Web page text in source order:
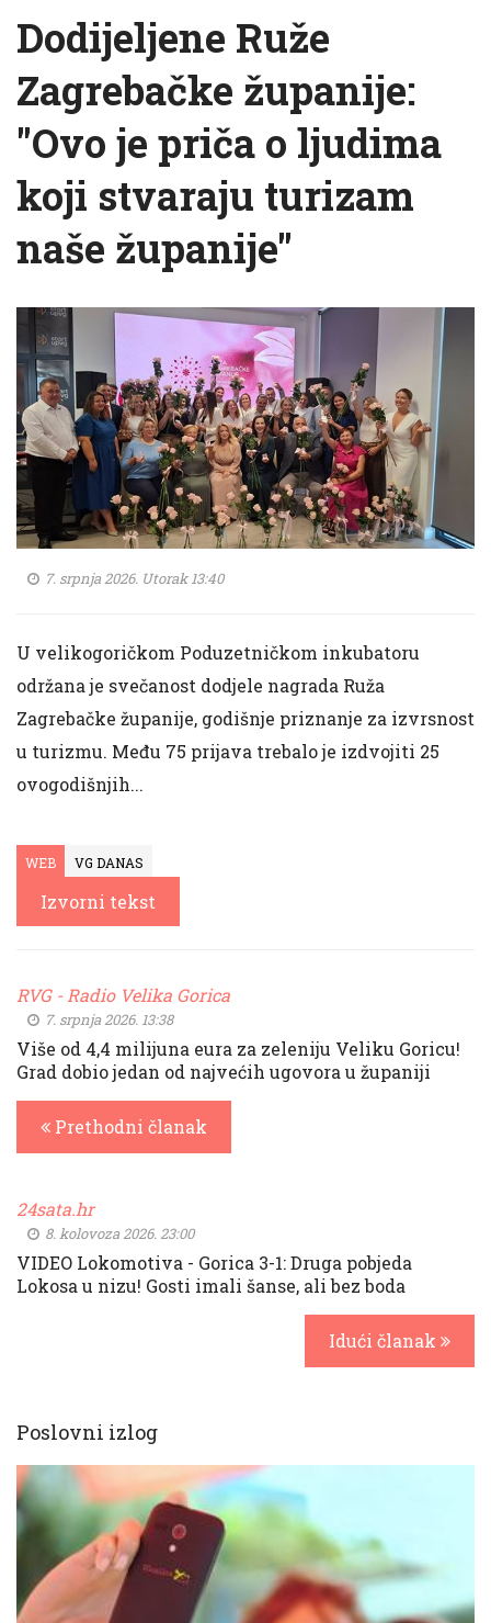
Dodijeljene Ruže
Zagrebačke županije:
"Ovo je priča o ljudima
koji stvaraju turizam
naše županije"
7. srpnja 2026. Utorak 13:40
U velikogoričkom Poduzetničkom inkubatoru
održana je svečanost dodjele nagrada Ruža
Zagrebačke županije, godišnje priznanje za izvrsnost
u turizmu. Među 75 prijava trebalo je izdvojiti 25
ovogodišnjih...
WEB VG DANAS
Izvorni tekst
RVG - Radio Velika Gorica
7. srpnja 2026. 13:38
Više od 4,4 milijuna eura za zeleniju Veliku Goricu!
Grad dobio jedan od najvećih ugovora u županiji
Prethodni članak
24sata.hr
8. kolovoza 2026. 23:00
VIDEO Lokomotiva - Gorica 3-1: Druga pobjeda
Lokosa u nizu! Gosti imali šanse, ali bez boda
Idući članak
Poslovni izlog